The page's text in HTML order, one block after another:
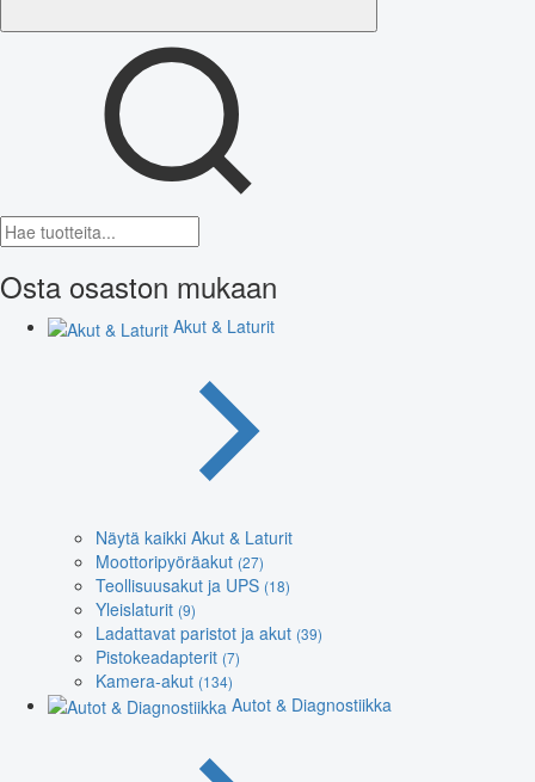
Osta osaston mukaan
Akut & Laturit
Näytä kaikki Akut & Laturit
Moottoripyöräakut (27)
Teollisuusakut ja UPS (18)
Yleislaturit (9)
Ladattavat paristot ja akut (39)
Pistokeadapterit (7)
Kamera-akut (134)
Autot & Diagnostiikka